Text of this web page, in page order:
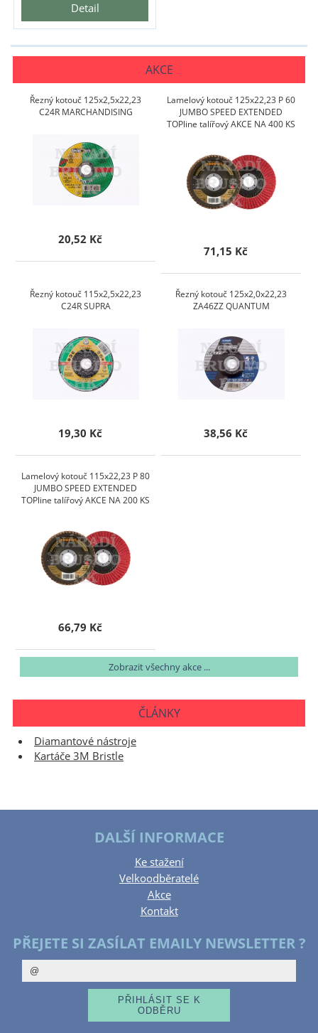
Detail
AKCE
Řezný kotouč 125x2,5x22,23
C24R MARCHANDISING
20,52 Kč
Lamelový kotouč 125x22,23 P 60
JUMBO SPEED EXTENDED
TOPline talířový AKCE NA 400 KS
71,15 Kč
Řezný kotouč 115x2,5x22,23
C24R SUPRA
19,30 Kč
Řezný kotouč 125x2,0x22,23
ZA46ZZ QUANTUM
38,56 Kč
Lamelový kotouč 115x22,23 P 80
JUMBO SPEED EXTENDED
TOPline talířový AKCE NA 200 KS
66,79 Kč
Zobrazit všechny akce ...
ČLÁNKY
Diamantové nástroje
Kartáče 3M Bristle
DALŠÍ INFORMACE
Ke stažení
Velkoodběratelé
Akce
Kontakt
PŘEJETE SI ZASÍLAT EMAILY NEWSLETTER ?